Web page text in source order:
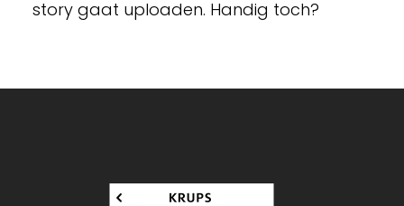
story gaat uploaden. Handig toch?